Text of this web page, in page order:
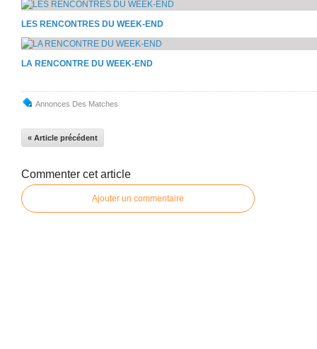
LES RENCONTRES DU WEEK-END
LA RENCONTRE DU WEEK-END
Annonces Des Matches
« Article précédent
Commenter cet article
Ajouter un commentaire